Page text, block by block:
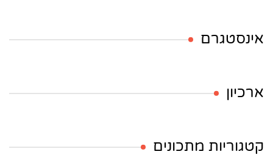
אינסטגרם
ארכיון
קטגוריות מתכונים